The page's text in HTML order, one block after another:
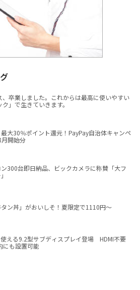
卒業しました。これからは最高に使いやすい
ク」で生きていきます。
最大30％ポイント還元！PayPay自治体キャンペ
開始分
300台即日納品、ビックカメラに称賛「大フ
タン丼」がおいしそ！夏限定で1110円～
える9.2型サブディスプレイ登場 HDMI不要
にも設置可能